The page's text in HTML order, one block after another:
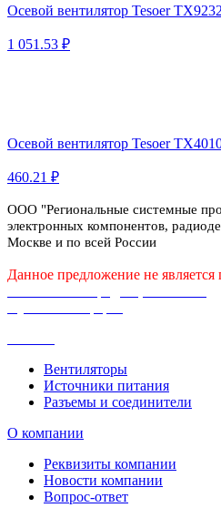
Осевой вентилятор Tesoer
1 051.53 ₽
Осевой вентилятор Tesoer
460.21 ₽
ООО "Региональные системные
электронных компонентов,
Москве и по всей России
Данное предложение не
Вентиляторы
Источники питания
Разъемы и соединители
О компании
Реквизиты компании
Новости компании
Вопрос-ответ